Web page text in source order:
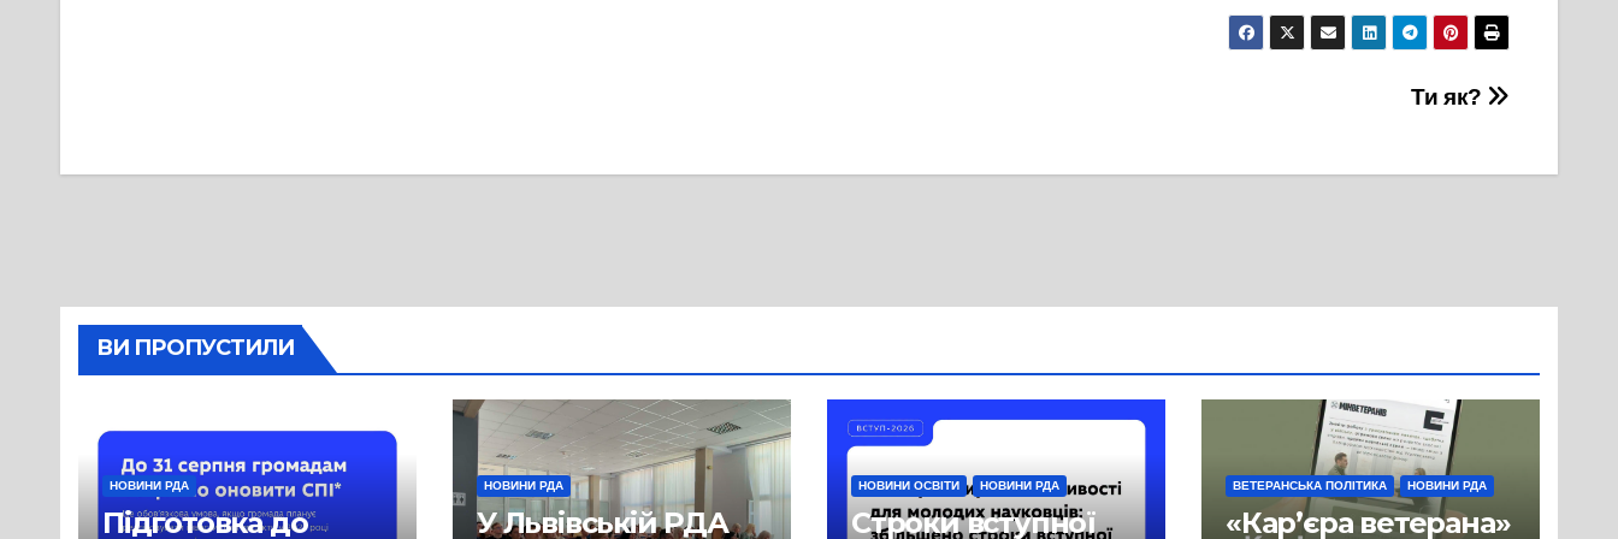
Ти як?
ВИ ПРОПУСТИЛИ
НОВИНИ РДА
Підготовка до
НОВИНИ РДА
У Львівській РДА
НОВИНИ ОСВІТИ НОВИНИ РДА
Строки вступної
ВЕТЕРАНСЬКА ПОЛІТИКА НОВИНИ РДА
«Кар’єра ветерана»